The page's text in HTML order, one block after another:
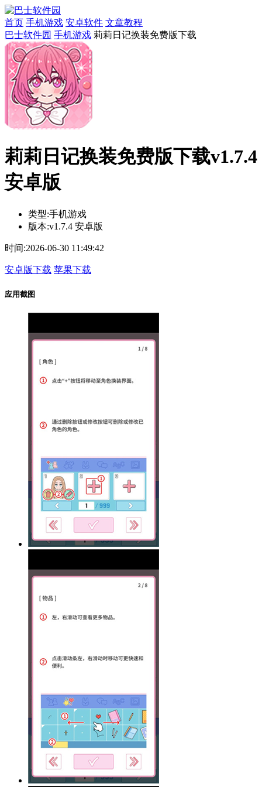
首页 手机游戏 安卓软件 文章教程
巴士软件园 手机游戏 莉莉日记换装免费版下载
莉莉日记换装免费版下载v1.7.4
安卓版
类型:手机游戏
版本:v1.7.4 安卓版
时间:2026-06-30 11:49:42
安卓版下载 苹果下载
应用截图